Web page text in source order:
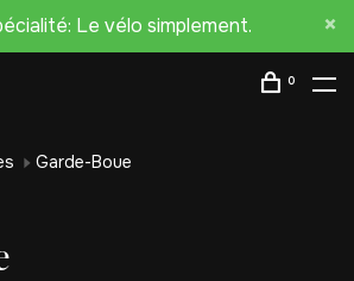
Le vélo simplement.
0
Garde-Boue